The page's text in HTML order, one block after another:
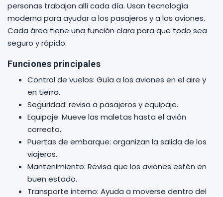
personas trabajan allí cada día. Usan tecnología
moderna para ayudar a los pasajeros y a los aviones.
Cada área tiene una función clara para que todo sea
seguro y rápido.
Funciones principales
Control de vuelos: Guía a los aviones en el aire y
en tierra.
Seguridad: revisa a pasajeros y equipaje.
Equipaje: Mueve las maletas hasta el avión
correcto.
Puertas de embarque: organizan la salida de los
viajeros.
Mantenimiento: Revisa que los aviones estén en
buen estado.
Transporte interno: Ayuda a moverse dentro del